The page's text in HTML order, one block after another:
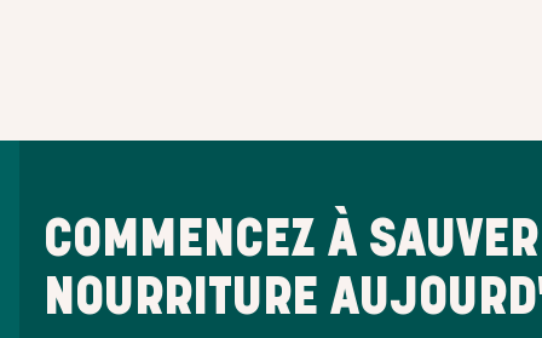
COMMENCEZ À
NOURRITURE